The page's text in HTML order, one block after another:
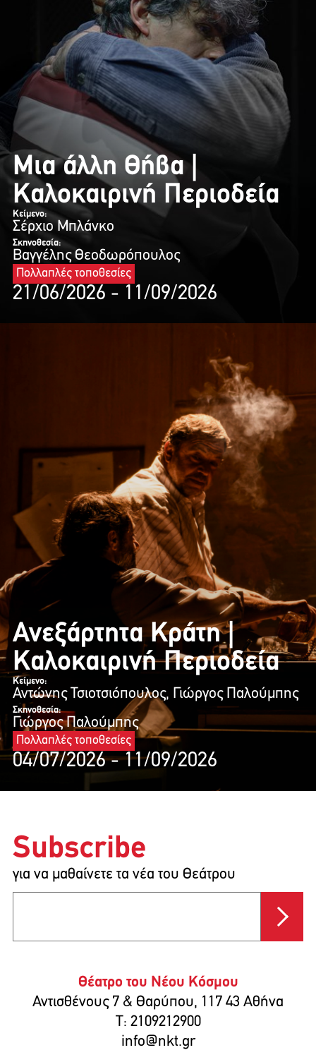
Μια άλλη Θήβα |
Καλοκαιρινή Περιοδεία
Κείμενο:
Σέρχιο Μπλάνκο
Σκηνοθεσία:
Βαγγέλης Θεοδωρόπουλος
Πολλαπλές τοποθεσίες
21/06/2026 - 11/09/2026
Ανεξάρτητα Κράτη |
Καλοκαιρινή Περιοδεία
Κείμενο:
Αντώνης Τσιοτσιόπουλος, Γιώργος Παλούμπης
Σκηνοθεσία:
Γιώργος Παλούμπης
Πολλαπλές τοποθεσίες
04/07/2026 - 11/09/2026
Θέατρο του Νέου Κόσμου
Αντισθένους 7 & Θαρύπου, 117 43 Αθήνα
T: 2109212900
info@nkt.gr
Subscribe
για να μαθαίνετε τα νέα του Θεάτρου